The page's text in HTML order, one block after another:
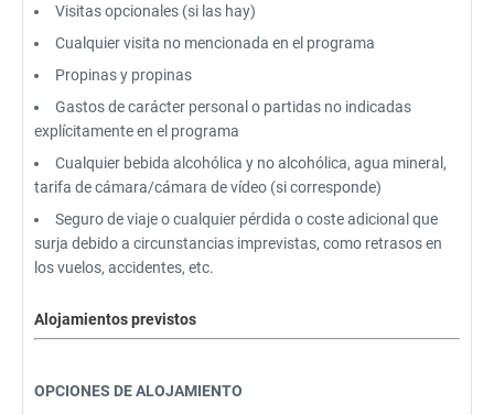
Visitas opcionales (si las hay)
Cualquier visita no mencionada en el programa
Propinas y propinas
Gastos de carácter personal o partidas no indicadas
explícitamente en el programa
Cualquier bebida alcohólica y no alcohólica, agua mineral,
tarifa de cámara/cámara de vídeo (si corresponde)
Seguro de viaje o cualquier pérdida o coste adicional que
surja debido a circunstancias imprevistas, como retrasos en
los vuelos, accidentes, etc.
Alojamientos previstos
OPCIONES DE ALOJAMIENTO